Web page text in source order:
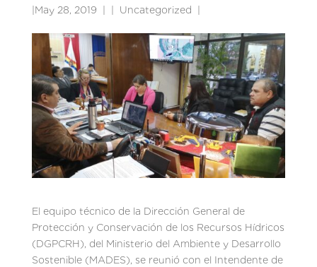
May 28, 2019 Uncategorized
El equipo técnico de la Dirección General de
Protección y Conservación de los Recursos Hídricos
(DGPCRH), del Ministerio del Ambiente y Desarrollo
Sostenible (MADES), se reunió con el Intendente de